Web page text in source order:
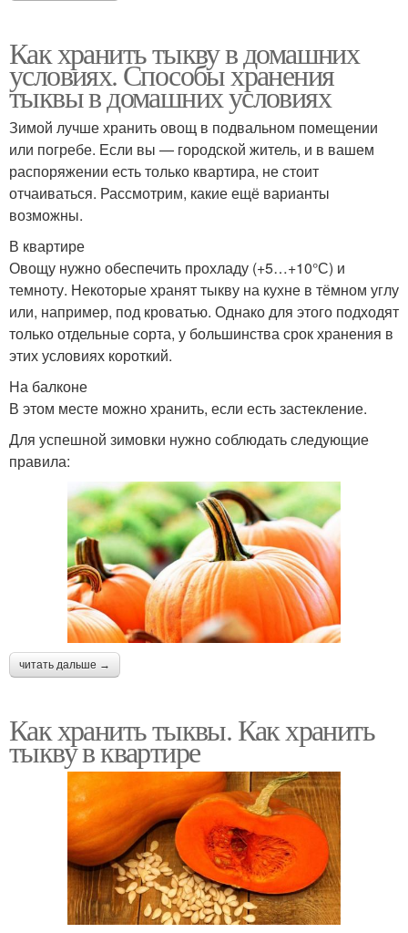
Как хранить тыкву в домашних
условиях. Способы хранения
тыквы в домашних условиях
Зимой лучше хранить овощ в подвальном помещении
или погребе. Если вы — городской житель, и в вашем
распоряжении есть только квартира, не стоит
отчаиваться. Рассмотрим, какие ещё варианты
возможны.
В квартире
Овощу нужно обеспечить прохладу (+5…+10°С) и
темноту. Некоторые хранят тыкву на кухне в тёмном углу
или, например, под кроватью. Однако для этого подходят
только отдельные сорта, у большинства срок хранения в
этих условиях короткий.
На балконе
В этом месте можно хранить, если есть застекление.
Для успешной зимовки нужно соблюдать следующие
правила:
читать дальше →
Как хранить тыквы. Как хранить
тыкву в квартире